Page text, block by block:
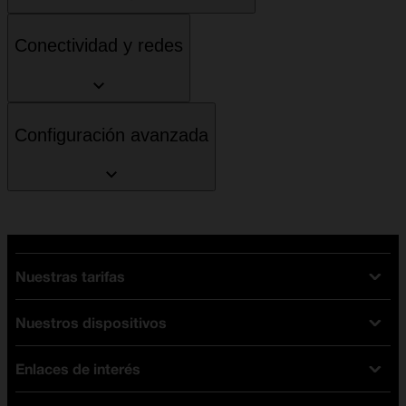
Conectividad y redes
Configuración avanzada
Nuestras tarifas
Tarifas Orange
Tarifas fibra y móvil
Tarifas móviles
Nuestros dispositivos
Ofertas en móviles
iPhone
Enlaces de interés